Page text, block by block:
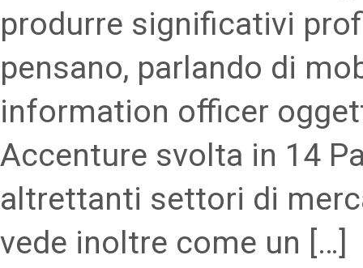
produrre significativi
pensano, parlando di
information officer
Accenture svolta in 14
altrettanti settori di
vede inoltre come un […]